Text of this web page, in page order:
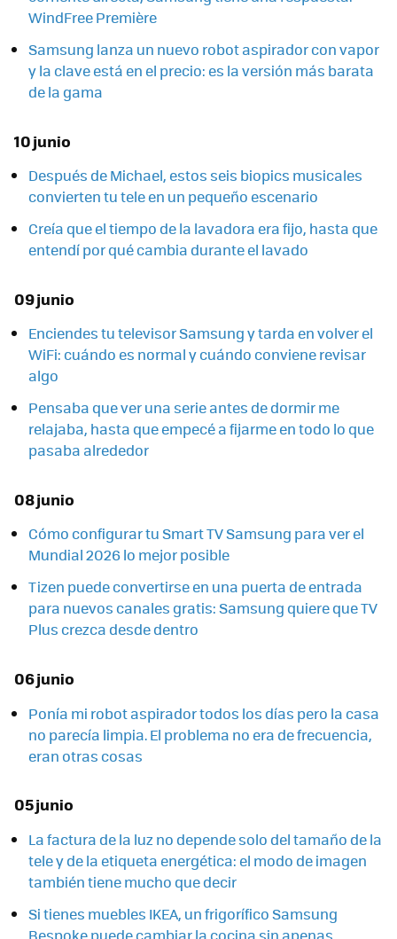
WindFree Première
Samsung lanza un nuevo robot aspirador con vapor
y la clave está en el precio: es la versión más barata
de la gama
10 junio
Después de Michael, estos seis biopics musicales
convierten tu tele en un pequeño escenario
Creía que el tiempo de la lavadora era fijo, hasta que
entendí por qué cambia durante el lavado
09 junio
Enciendes tu televisor Samsung y tarda en volver el
WiFi: cuándo es normal y cuándo conviene revisar
algo
Pensaba que ver una serie antes de dormir me
relajaba, hasta que empecé a fijarme en todo lo que
pasaba alrededor
08 junio
Cómo configurar tu Smart TV Samsung para ver el
Mundial 2026 lo mejor posible
Tizen puede convertirse en una puerta de entrada
para nuevos canales gratis: Samsung quiere que TV
Plus crezca desde dentro
06 junio
Ponía mi robot aspirador todos los días pero la casa
no parecía limpia. El problema no era de frecuencia,
eran otras cosas
05 junio
La factura de la luz no depende solo del tamaño de la
tele y de la etiqueta energética: el modo de imagen
también tiene mucho que decir
Si tienes muebles IKEA, un frigorífico Samsung
Bespoke puede cambiar la cocina sin apenas